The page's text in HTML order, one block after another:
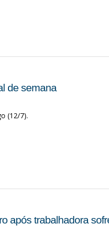
de semana
(12/7).
após trabalhadora